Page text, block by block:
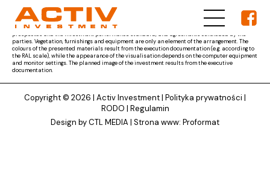
The materials presented on ACTIV Investment's website are for reference only and the subject
matter of the developer's obligation results from the parties' agreement and the project
documentation approved by the competent authority, as well as other documents, i.e. the
prospectus and the investment performance standard, and agreements concluded by the
parties. Vegetation, furnishings and equipment are only an element of the arrangement. The
colours of the presented materials result from the execution documentation (e.g. according to
the RAL scale), while the appearance of the visualisation depends on the computer equipment
and monitor settings. The planned image of the investment results from the executive
documentation.
Copyright © 2026 | Activ Investment| Polityka prywatności |
RODO | Regulamin
Design by CTL MEDIA | Strona www: Proformat